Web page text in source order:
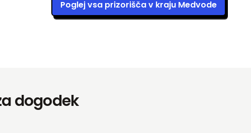
Poglej vsa prizorišča v kraju Medvode
dogodek